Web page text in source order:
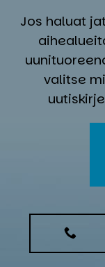
Jos haluat
valitse